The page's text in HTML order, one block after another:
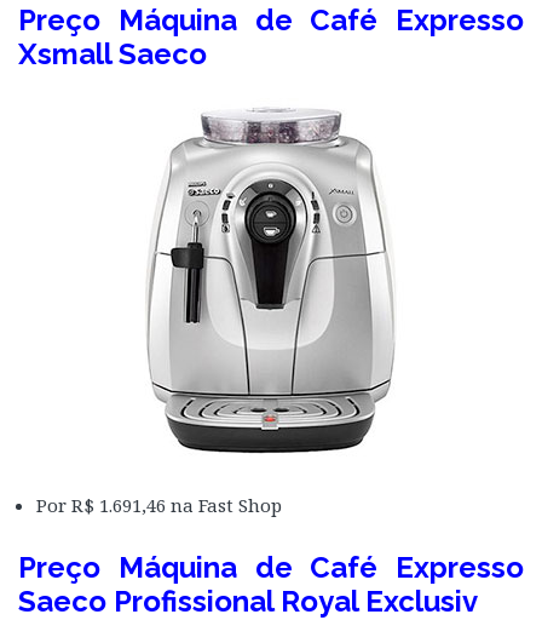
Preço Máquina de Café Expresso
Xsmall Saeco
Por R$ 1.691,46 na Fast Shop
Preço Máquina de Café Expresso
Saeco Profissional Royal Exclusiv